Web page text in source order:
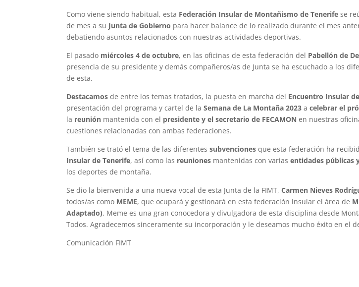
Como viene siendo habitual, esta Federación Insular de Montañismo de Tenerife se
de mes a su Junta de Gobierno para hacer balance de lo realizado durante el mes
debatiendo asuntos relacionados con nuestras actividades deportivas.
El pasado miércoles 4 de octubre, en las oficinas de esta federación del Pabellón de
presencia de su presidente y demás compañeros/as de Junta se ha escuchado a los
de esta.
Destacamosde entre los temas tratados, la puesta en marcha del Encuentro Insular
presentación del programa y cartel de laSemana de La Montaña 2023 acelebrar el
la reunión mantenida con el presidente y el secretario de FECAMON en nuestras
cuestiones relacionadas con ambas federaciones.
También se trató el tema de las diferentessubvenciones que esta federación ha
Insular de Tenerife, así como las reuniones mantenidas con variasentidades públicas
los deportes de montaña.
Se dio la bienvenida a una nueva vocal de esta Junta de la FIMT,Carmen Nieves
todos/as como MEME, que ocupará y gestionará en esta federación insular el área de
Adaptado). Meme es una gran conocedora y divulgadora de esta disciplina desde
Todos. Agradecemos sinceramente su incorporación y le deseamos mucho éxito en el
Comunicación FIMT